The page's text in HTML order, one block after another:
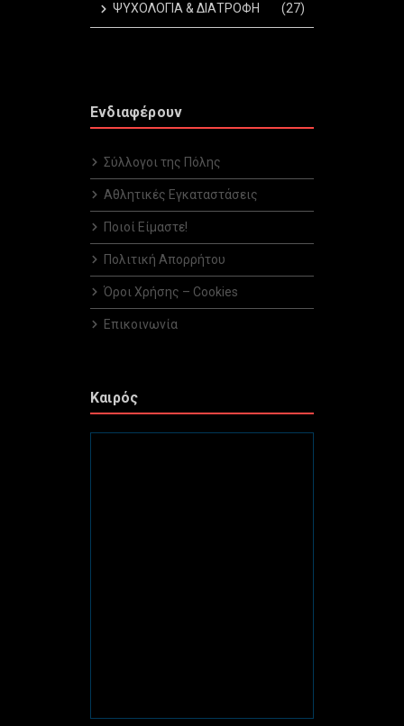
ΨΥΧΟΛΟΓΙΑ & ΔΙΑΤΡΟΦΗ (27)
Ενδιαφέρουν
Σύλλογοι της Πόλης
Αθλητικές Εγκαταστάσεις
Ποιοί Είμαστε!
Πολιτική Απορρήτου
Όροι Χρήσης – Cookies
Επικοινωνία
Καιρός